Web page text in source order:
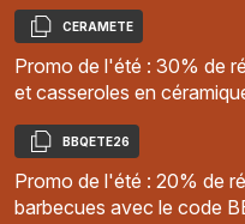
Copier
CERAMETE
Promo de l'été : 30% de
et casseroles en
Copier
BBQETE26
Promo de l'été : 20% de
barbecues avec le code